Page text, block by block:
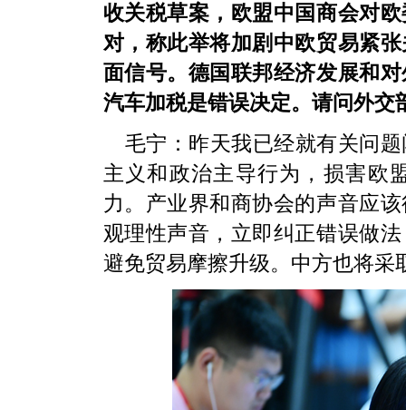
收关税草案，欧盟中国商会对
对，称此举将加剧中欧贸易紧
面信号。德国联邦经济发展和
汽车加税是错误决定。请问外交
毛宁：昨天我已经就有关问
主义和政治主导行为，损害欧
力。产业界和商协会的声音应
观理性声音，立即纠正错误做
避免贸易摩擦升级。中方也将